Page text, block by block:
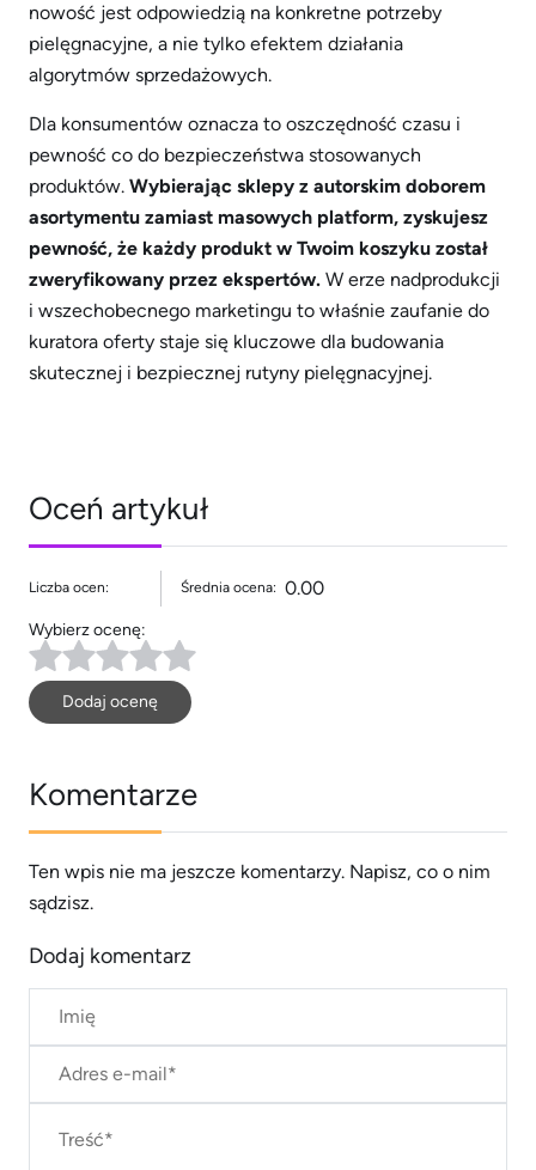
nowość jest odpowiedzią na konkretne potrzeby
pielęgnacyjne, a nie tylko efektem działania
algorytmów sprzedażowych.
Dla konsumentów oznacza to oszczędność czasu i
pewność co do bezpieczeństwa stosowanych
produktów. Wybierając sklepy z autorskim doborem
asortymentu zamiast masowych platform, zyskujesz
pewność, że każdy produkt w Twoim koszyku został
zweryfikowany przez ekspertów. W erze nadprodukcji
i wszechobecnego marketingu to właśnie zaufanie do
kuratora oferty staje się kluczowe dla budowania
skutecznej i bezpiecznej rutyny pielęgnacyjnej.
Oceń artykuł
Liczba ocen: Średnia ocena: 0.00
Wybierz ocenę:
Dodaj ocenę
Komentarze
Ten wpis nie ma jeszcze komentarzy. Napisz, co o nim
sądzisz.
Dodaj komentarz